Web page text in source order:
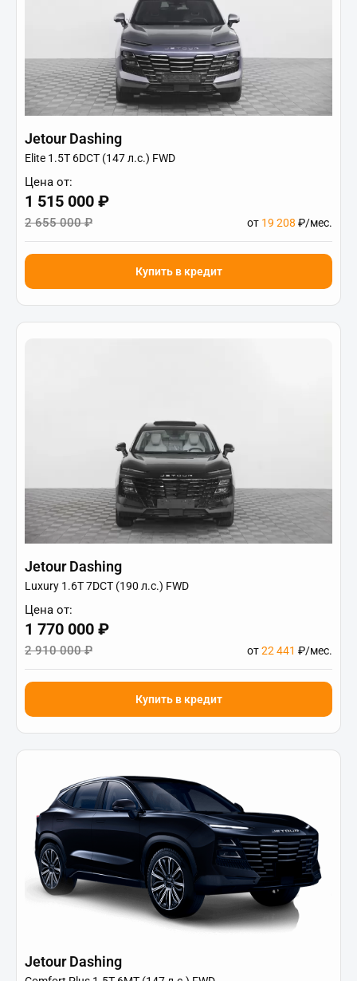
Jetour Dashing
Elite 1.5T 6DCT (147 л.с.) FWD
Цена от:
1 515 000 ₽
2 655 000 ₽ от 19 208 ₽/мес.
Купить в кредит
Jetour Dashing
Luxury 1.6T 7DCT (190 л.с.) FWD
Цена от:
1 770 000 ₽
2 910 000 ₽ от22 441 ₽/мес.
Купить в кредит
Jetour Dashing